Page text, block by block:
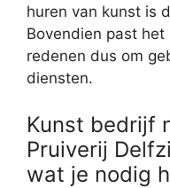
huren van kunst is
Bovendien past het
redenen dus om
diensten.
Kunst bedrijf
Pruiverij
wat je nodig